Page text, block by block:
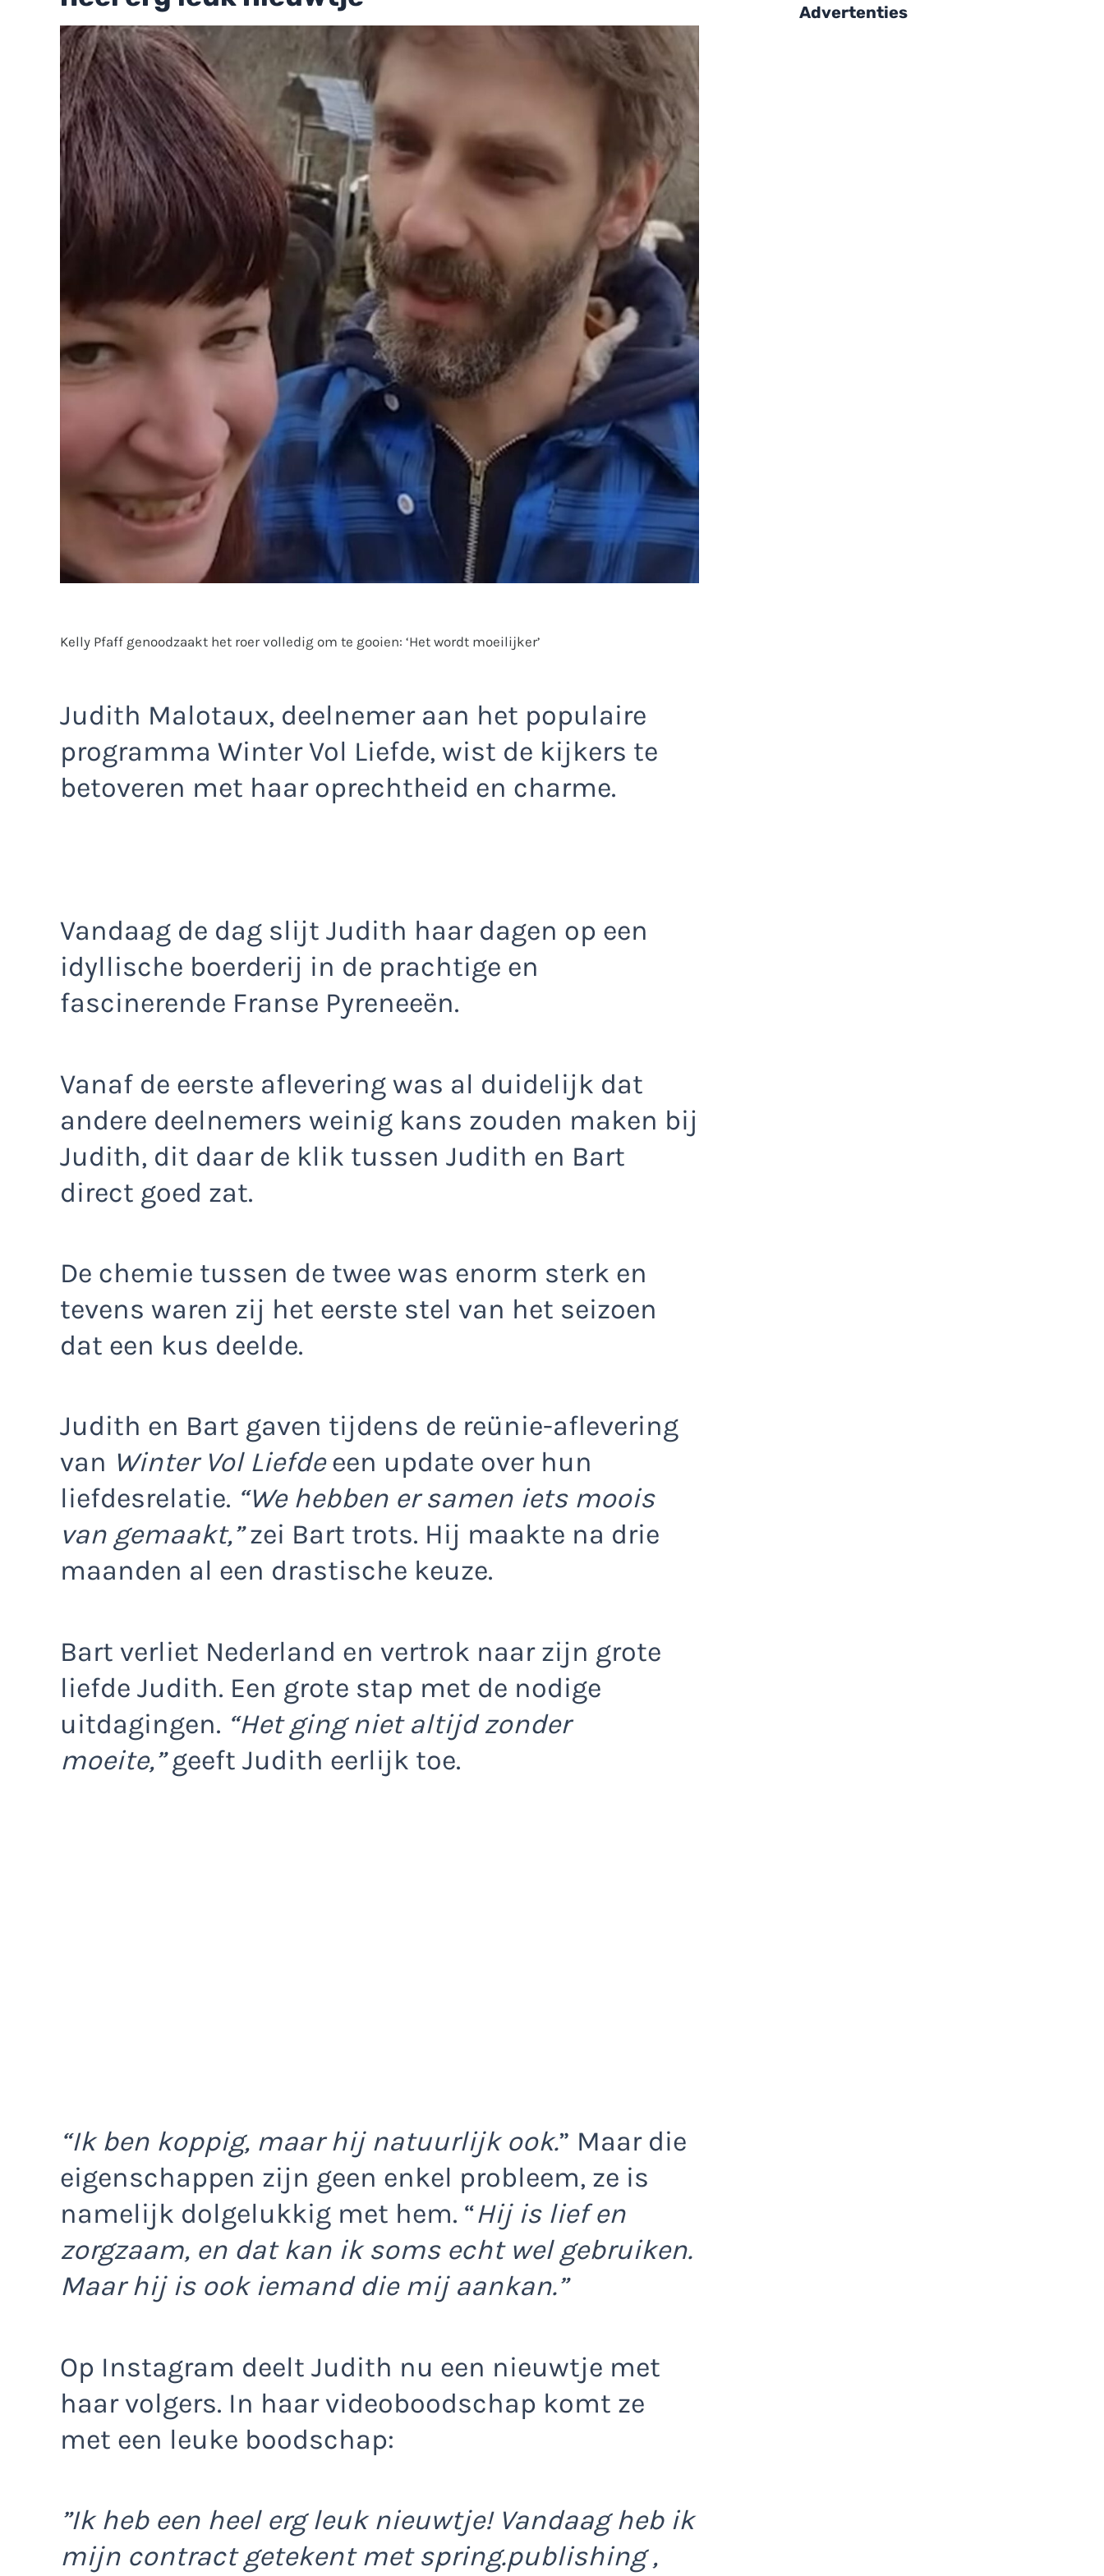
Kelly Pfaff genoodzaakt het roer volledig om te gooien: ‘Het wordt moeilijker’
Judith Malotaux, deelnemer aan het populaire
programma Winter Vol Liefde, wist de kijkers te
betoveren met haar oprechtheid en charme.
Vandaag de dag slijt Judith haar dagen op een
idyllische boerderij in de prachtige en
fascinerende Franse Pyreneeën.
Vanaf de eerste aflevering was al duidelijk dat
andere deelnemers weinig kans zouden maken bij
Judith, dit daar de klik tussen Judith en Bart
direct goed zat.
De chemie tussen de twee was enorm sterk en
tevens waren zij het eerste stel van het seizoen
dat een kus deelde.
Judith en Bart gaven tijdens de reünie-aflevering
van Winter Vol Liefdeeen update over hun
liefdesrelatie. “We hebben er samen iets moois
van gemaakt,”zei Bart trots. Hij maakte na drie
maanden al een drastische keuze.
Bart verliet Nederland en vertrok naar zijn grote
liefde Judith. Een grote stap met de nodige
uitdagingen. “Het ging niet altijd zonder
moeite,”geeft Judith eerlijk toe.
“Ik ben koppig, maar hij natuurlijk ook.” Maar die
eigenschappen zijn geen enkel probleem, ze is
namelijk dolgelukkig met hem. “Hij is lief en
zorgzaam, en dat kan ik soms echt wel gebruiken.
Maar hij is ook iemand die mij aankan.”
Op Instagram deelt Judith nu een nieuwtje met
haar volgers. In haar videoboodschap komt ze
met een leuke boodschap:
”Ik heb een heel erg leuk nieuwtje! Vandaag heb ik
mijn contract getekent met spring.publishing ,
Advertenties